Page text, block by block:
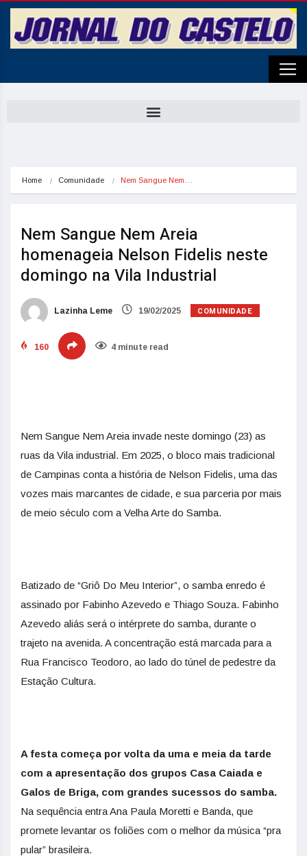
Home Comunidade Nem Sangue Nem…
Nem Sangue Nem Areia
homenageia Nelson Fidelis neste
domingo na Vila Industrial
Lazinha Leme 19/02/2025 COMUNIDADE
160 4 minute read
Nem Sangue Nem Areia invade neste domingo (23) as
ruas da Vila industrial. Em 2025, o bloco mais tradicional
de Campinas conta a história de Nelson Fidelis, uma das
vozes mais marcantes de cidade, e sua parceria por mais
de meio século com a Velha Arte do Samba.
Batizado de “Griô Do Meu Interior”, o samba enredo é
assinado por Fabinho Azevedo e Thiago Souza. Fabinho
Azevedo aliás será o intérprete do samba, durante o
trajeto na avenida. A concentração está marcada para a
Rua Francisco Teodoro, ao lado do túnel de pedestre da
Estação Cultura.
A festa começa por volta da uma e meia da tarde
com a apresentação dos grupos Casa Caiada e
Galos de Briga, com grandes sucessos do samba.
Na sequência entra Ana Paula Moretti e Banda, que
promete levantar os foliões com o melhor da música “pra
pular” brasileira.